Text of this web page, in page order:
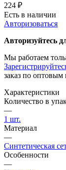
224 ₽
Есть в наличии
Авторизоваться
Мы работаем
заказ по оптовым
Характеристики
Количество в
—
1 шт.
Материал
—
Синтетическая
Особенности
—